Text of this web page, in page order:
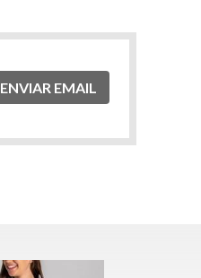
ENVIAR EMAIL